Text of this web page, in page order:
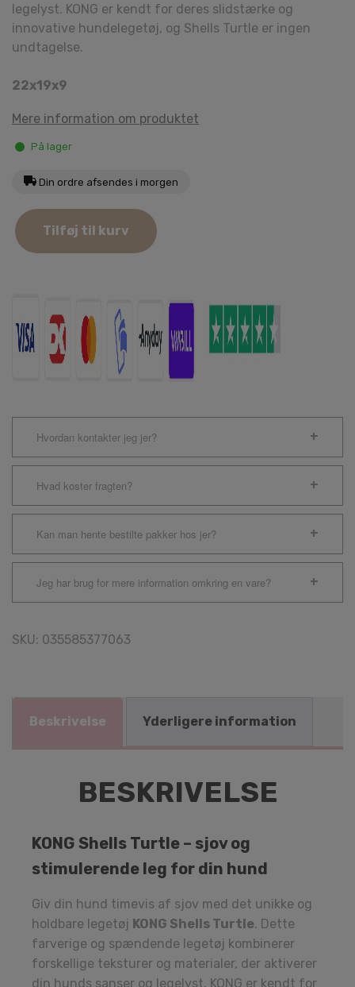
legelyst. KONG er kendt for deres slidstærke og
innovative hundelegetøj, og Shells Turtle er ingen
undtagelse.
22x19x9
Mere information om produktet
På lager
Din ordre afsendes i morgen
KONG
Shells
Turtle
Tilføj til kurv
Hvordan kontakter jeg jer?
Hvad koster fragten?
Kan man hente bestilte pakker hos jer?
Jeg har brug for mere information omkring en vare?
SKU: 035585377063
Beskrivelse Yderligere information
BESKRIVELSE
KONG Shells Turtle – sjov og
stimulerende leg for din hund
Giv din hund timevis af sjov med det unikke og
holdbare legetøj KONG Shells Turtle. Dette
farverige og spændende legetøj kombinerer
forskellige teksturer og materialer, der aktiverer
din hunds sanser og legelyst. KONG er kendt for